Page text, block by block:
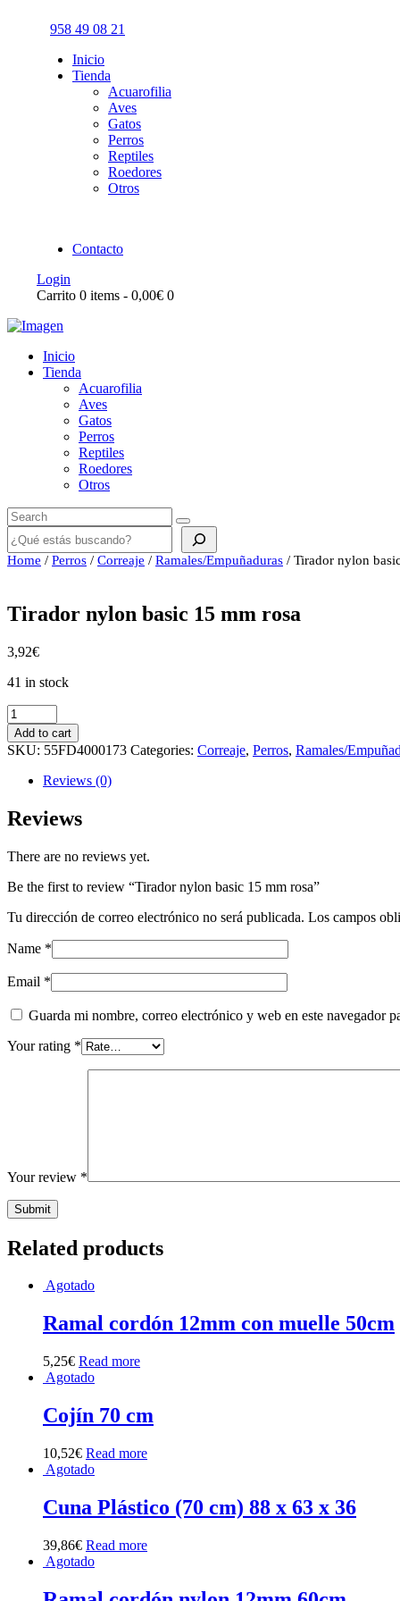
958 49 08 21
Inicio
Tienda
Acuarofilia
Aves
Gatos
Perros
Reptiles
Roedores
Otros
Contacto
Login
Carrito 0 items - 0,00€ 0
Inicio
Tienda
Acuarofilia
Aves
Gatos
Perros
Reptiles
Roedores
Otros
Buscar
Home / Perros / Correaje / Ramales/Empuñaduras / Tirador nylon
Tirador nylon basic 15 mm rosa
3,92€
41 in stock
Tirador
nylon
basic
15
quantity
Add to cart
SKU: 55FD4000173 Categories: Correaje, Perros, Ramales/
Reviews (0)
Reviews
There are no reviews yet.
Be the first to review “Tirador nylon basic 15 mm rosa”
Tu dirección de correo electrónico no será publicada. Los campos
Name *
Email *
Guarda mi nombre, correo electrónico y web en este navegador
Your rating *
Your review *
Related products
Agotado
Ramal cordón 12mm con muelle 50cm
5,25€ Read more
Agotado
Cojín 70 cm
10,52€ Read more
Agotado
Cuna Plástico (70 cm) 88 x 63 x 36
39,86€ Read more
Agotado